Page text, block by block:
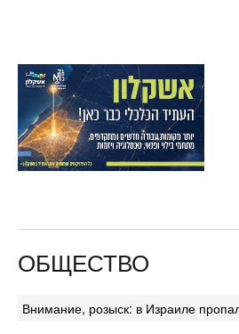
ОБЩЕСТВО
Внимание, розыск: в Израиле